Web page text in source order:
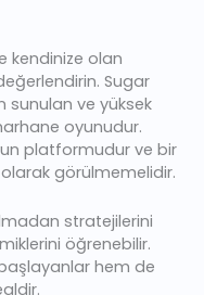
kendinize olan
Sugar
sunulan ve yüksek
oyunudur.
platformudur ve bir
görülmemelidir.
stratejilerini
öğrenebilir.
hem de